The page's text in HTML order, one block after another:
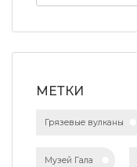
МЕТКИ
Грязевые вулканы
Музей Гала